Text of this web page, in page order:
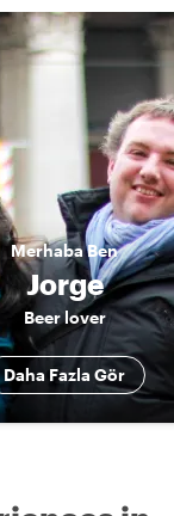
MerhabaBen
Jorge
Beer lover
Daha Fazla Gör